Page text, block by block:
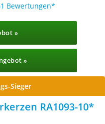
Bewertungen
»
»
Sieger
‎RA1093-10